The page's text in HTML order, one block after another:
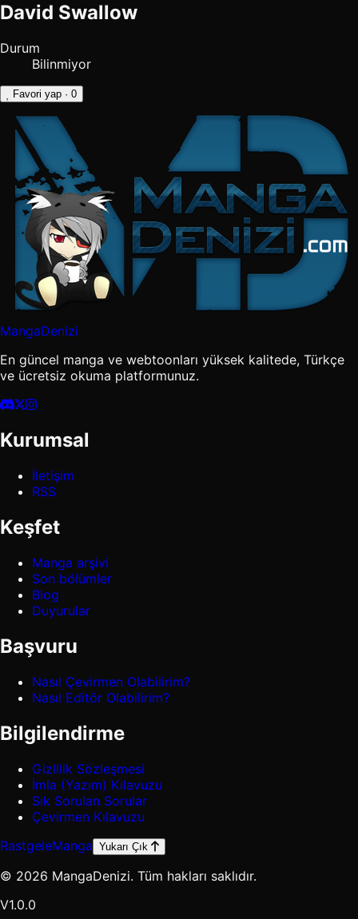
David Swallow
Durum
Bilinmiyor
Favori yap · 0
MangaDenizi
En güncel manga ve webtoonları yüksek kalitede, Türkçe
ve ücretsiz okuma platformunuz.
Kurumsal
İletişim
RSS
Keşfet
Manga arşivi
Son bölümler
Blog
Duyurular
Başvuru
Nasıl Çevirmen Olabilirim?
Nasıl Editör Olabilirim?
Bilgilendirme
Gizlilik Sözleşmesi
İmla (Yazım) Kılavuzu
Sık Sorulan Sorular
Çevirmen Kılavuzu
RastgeleManga Yukarı Çık
© 2026 MangaDenizi. Tüm hakları saklıdır.
V1.0.0